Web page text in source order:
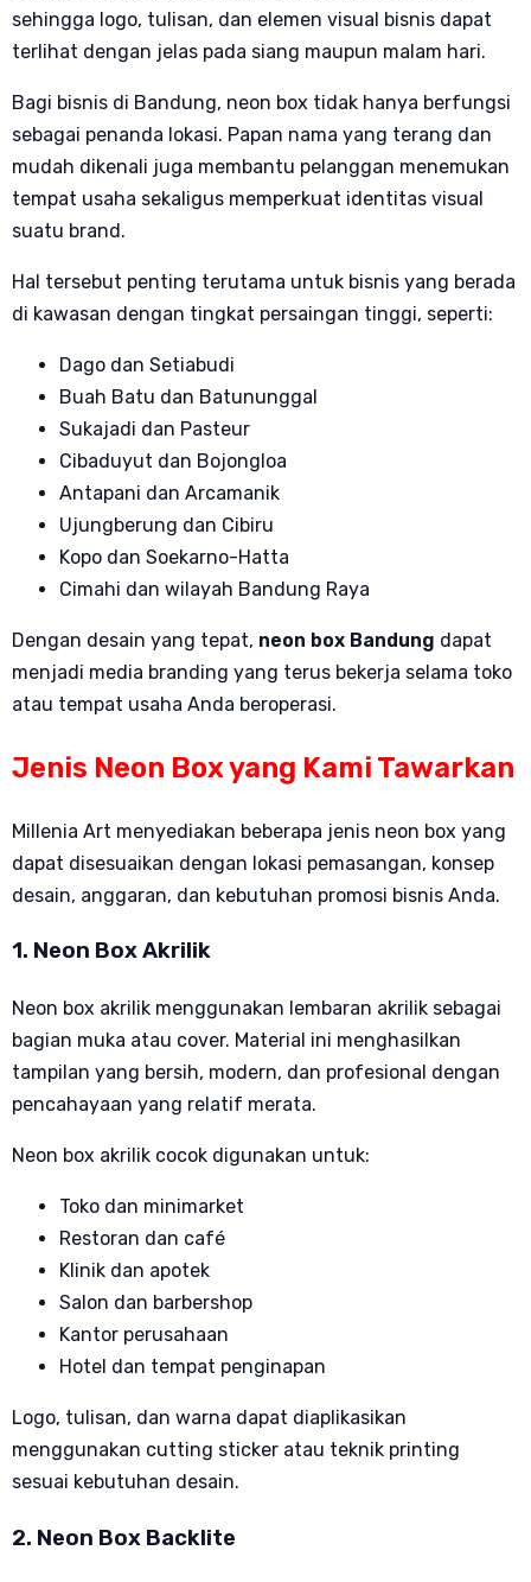
sehingga logo, tulisan, dan elemen visual bisnis dapat
terlihat dengan jelas pada siang maupun malam hari.
Bagi bisnis di Bandung, neon box tidak hanya berfungsi
sebagai penanda lokasi. Papan nama yang terang dan
mudah dikenali juga membantu pelanggan menemukan
tempat usaha sekaligus memperkuat identitas visual
suatu brand.
Hal tersebut penting terutama untuk bisnis yang berada
di kawasan dengan tingkat persaingan tinggi, seperti:
Dago dan Setiabudi
Buah Batu dan Batununggal
Sukajadi dan Pasteur
Cibaduyut dan Bojongloa
Antapani dan Arcamanik
Ujungberung dan Cibiru
Kopo dan Soekarno-Hatta
Cimahi dan wilayah Bandung Raya
Dengan desain yang tepat, neon box Bandung dapat
menjadi media branding yang terus bekerja selama toko
atau tempat usaha Anda beroperasi.
Jenis Neon Box yang Kami Tawarkan
Millenia Art menyediakan beberapa jenis neon box yang
dapat disesuaikan dengan lokasi pemasangan, konsep
desain, anggaran, dan kebutuhan promosi bisnis Anda.
1. Neon Box Akrilik
Neon box akrilik menggunakan lembaran akrilik sebagai
bagian muka atau cover. Material ini menghasilkan
tampilan yang bersih, modern, dan profesional dengan
pencahayaan yang relatif merata.
Neon box akrilik cocok digunakan untuk:
Toko dan minimarket
Restoran dan café
Klinik dan apotek
Salon dan barbershop
Kantor perusahaan
Hotel dan tempat penginapan
Logo, tulisan, dan warna dapat diaplikasikan
menggunakan cutting sticker atau teknik printing
sesuai kebutuhan desain.
2. Neon Box Backlite